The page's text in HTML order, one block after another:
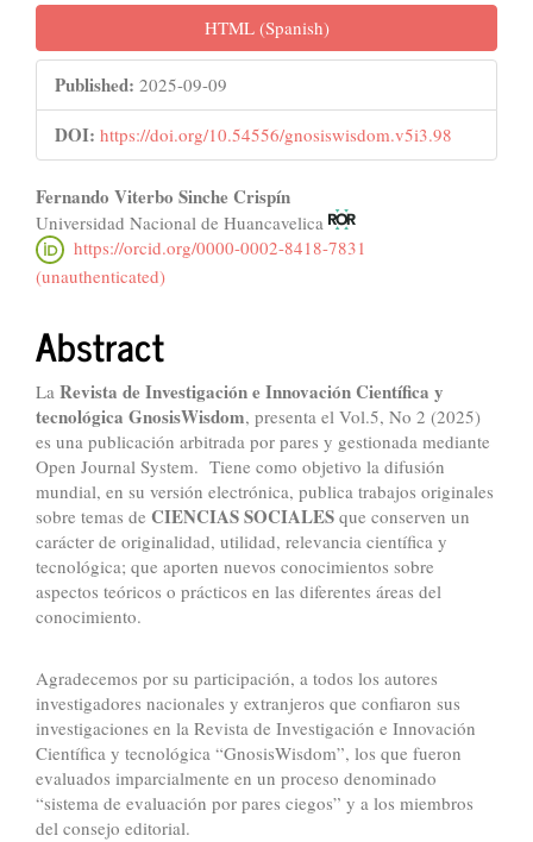
HTML (Spanish)
Published: 2025-09-09
DOI: https://doi.org/10.54556/gnosiswisdom.v5i3.98
Main
Article
Content
Fernando Viterbo Sinche Crispín
Universidad Nacional de Huancavelica
https://orcid.org/0000-0002-8418-7831
(unauthenticated)
Abstract
La Revista de Investigación e Innovación Científica y
tecnológica GnosisWisdom, presenta el Vol.5, No 2 (2025)
es una publicación arbitrada por pares y gestionada mediante
Open Journal System. Tiene como objetivo la difusión
mundial, en su versión electrónica, publica trabajos originales
sobre temas de CIENCIAS SOCIALES que conserven un
carácter de originalidad, utilidad, relevancia científica y
tecnológica; que aporten nuevos conocimientos sobre
aspectos teóricos o prácticos en las diferentes áreas del
conocimiento.
Agradecemos por su participación, a todos los autores
investigadores nacionales y extranjeros que confiaron sus
investigaciones en la Revista de Investigación e Innovación
Científica y tecnológica “GnosisWisdom”, los que fueron
evaluados imparcialmente en un proceso denominado
“sistema de evaluación por pares ciegos” y a los miembros
del consejo editorial.